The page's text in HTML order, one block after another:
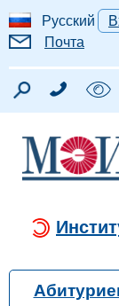
Русский
Почта